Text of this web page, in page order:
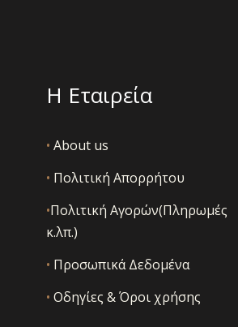
Η Εταιρεία
• About us
• Πολιτική Απορρήτου
•Πολιτική Αγορών(Πληρωμές
κ.λπ.)
• Προσωπικά Δεδομένα
• Οδηγίες & Όροι χρήσης